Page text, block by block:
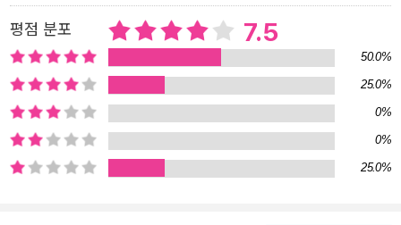
없기 때문에 공허한 유머를 구사하는 데 거리낌이 없다. 가령 “유령처
럼 미아가 되었을 때”에도 ‘청바지’를 입고 있던 우리를 두고 “사람을
만나는 순간, 중고의 삶을 시작하는 가랑이”라고 할 때, 넌지시 드러
나는 진지한 어투 속 유머는 독자의 가랑이나 허벅지 안쪽을 간지럽
게 할 줄 안다. 자발적 미아가 던지는 쓸쓸한 농담은 외로움을 건너 결
국 슬픔에 가 닿는다. 미아도 결국은 자신의 생물학적 부모를 완전히
부정할 수 없고, 유머로 달아나는 시어들조차 언어의 숙명인 ‘시니피
평점 분포 7.5
50.0%
25.0%
0%
0%
25.0%